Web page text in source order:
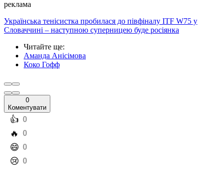
реклама
Українська тенісистка пробилася до півфіналу ITF W75 у
Словаччині – наступною суперницею буде росіянка
Читайте ще:
Аманда Анісімова
Коко Гофф
0
Коментувати
️👍 0
️🔥 0
️😄 0
️😢 0